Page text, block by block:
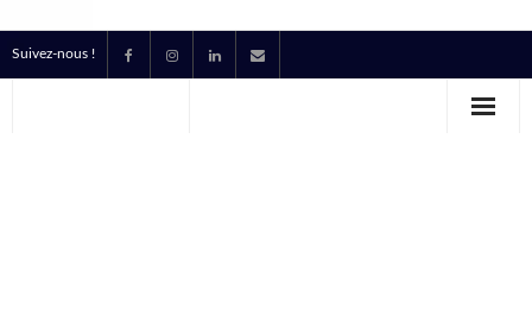
Suivez-nous !